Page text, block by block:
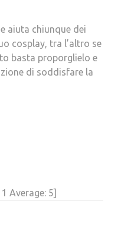
aiuta chiunque dei
cosplay, tra l’altro se
basta proporglielo e
di soddisfare la
1 Average: 5]